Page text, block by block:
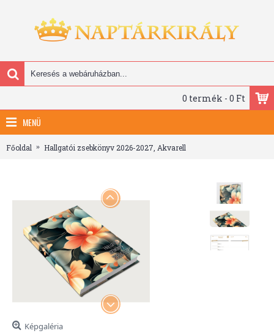
0 termék - 0 Ft
MENÜ
Főoldal Hallgatói zsebkönyv 2026-2027, Akvarell
Képgaléria